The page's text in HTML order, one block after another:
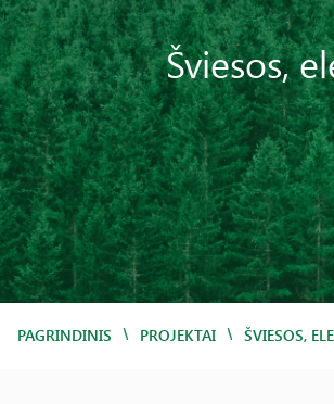
Šviesos,
PAGRINDINIS / PROJEKTAI / ŠVIESOS,